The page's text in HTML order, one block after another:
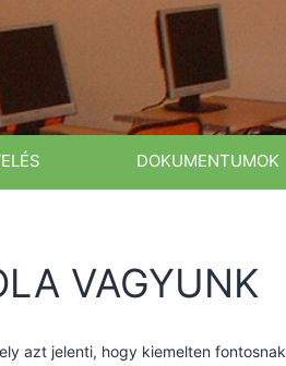
DOKUMENTUMOK
VAGYUNK
azt jelenti, hogy kiemelten